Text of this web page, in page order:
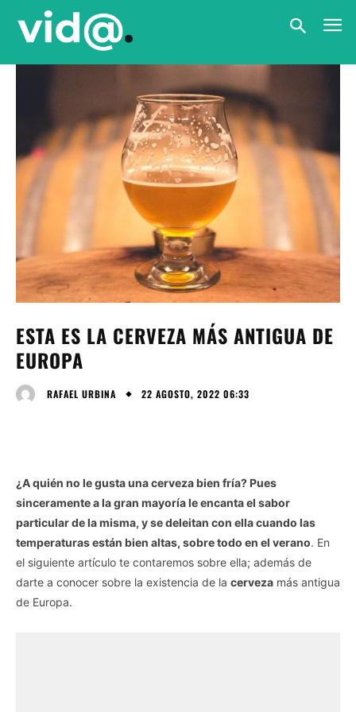
ESTA ES LA CERVEZA MÁS ANTIGUA DE
EUROPA
RAFAEL URBINA 22 AGOSTO, 2022 06:33
¿A quién no le gusta una cerveza bien fría? Pues
sinceramente a la gran mayoría le encanta el sabor
particular de la misma, y se deleitan con ella cuando las
temperaturas están bien altas, sobre todo en el verano. En
el siguiente artículo te contaremos sobre ella; además de
darte a conocer sobre la existencia de la cerveza más antigua
de Europa.